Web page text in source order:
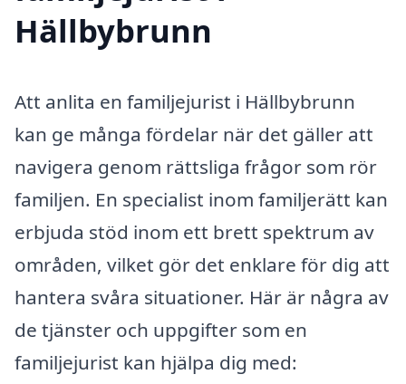
Hällbybrunn
Att anlita en familjejurist i Hällbybrunn
kan ge många fördelar när det gäller att
navigera genom rättsliga frågor som rör
familjen. En specialist inom familjerätt kan
erbjuda stöd inom ett brett spektrum av
områden, vilket gör det enklare för dig att
hantera svåra situationer. Här är några av
de tjänster och uppgifter som en
familjejurist kan hjälpa dig med: